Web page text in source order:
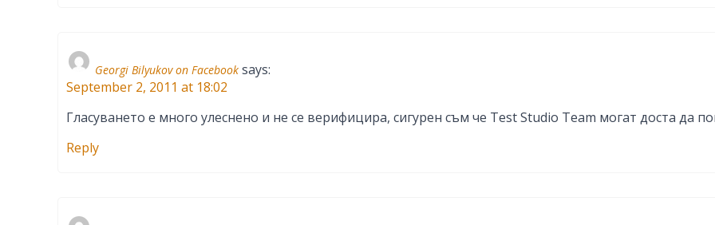
Georgi Bilyukov on Facebook says:
September 2, 2011 at 18:02
Гласуването е много улеснено и не се верифицира, сигурен съм че Test Studio Team могат доста да
Reply